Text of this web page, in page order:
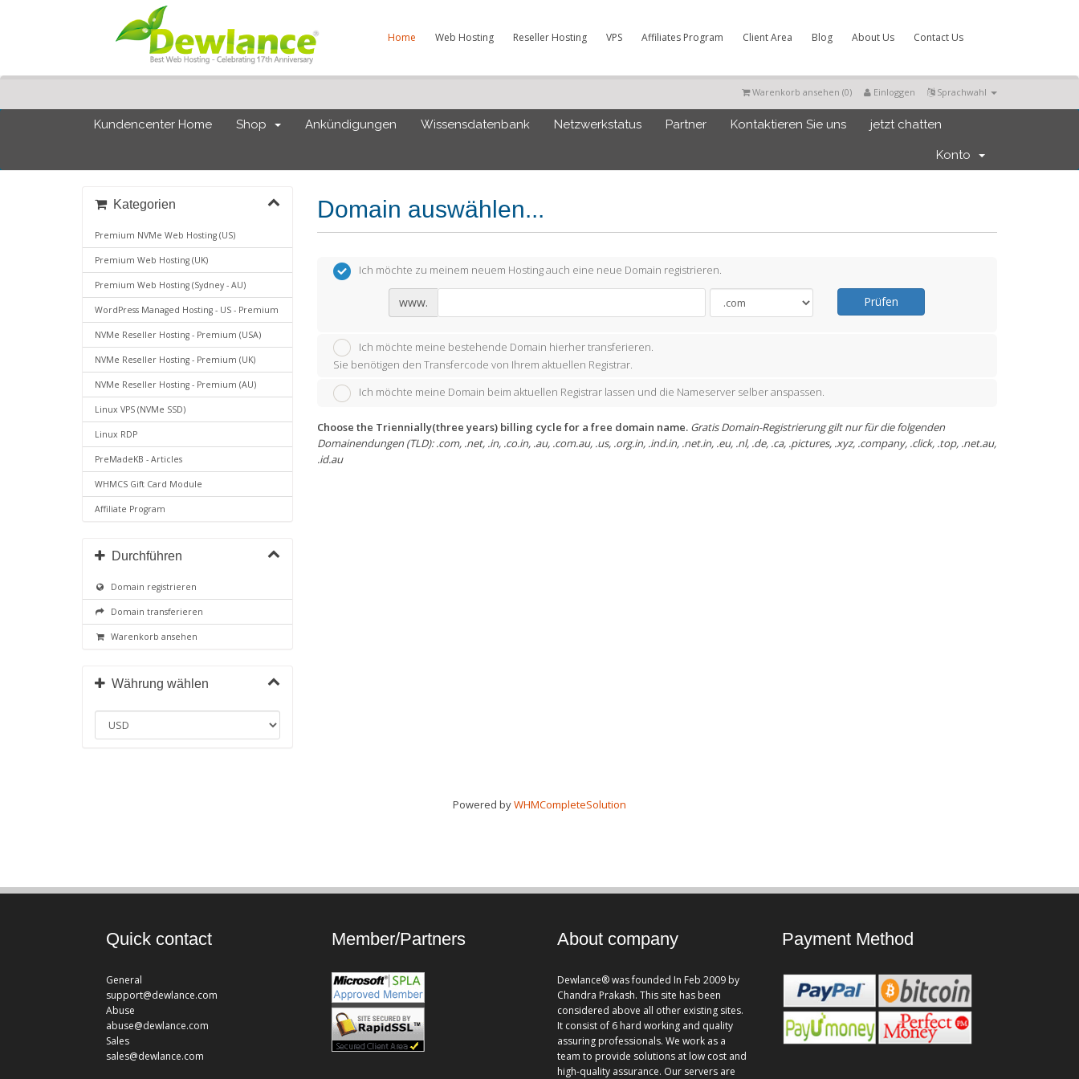
Home Web Hosting Reseller Hosting VPS Affiliates Program Client Area Blog About Us Contact Us
Sprachwahl
Einloggen
Warenkorb ansehen (0)
Kundencenter Home Shop Ankündigungen Wissensdatenbank Netzwerkstatus Partner Kontaktieren Sie uns jetzt chatten
Konto
Domain auswählen...
Kategorien
Premium NVMe Web Hosting (US)
Premium Web Hosting (UK)
Premium Web Hosting (Sydney - AU)
WordPress Managed Hosting - US - Premium
NVMe Reseller Hosting - Premium (USA)
NVMe Reseller Hosting - Premium (UK)
NVMe Reseller Hosting - Premium (AU)
Linux VPS (NVMe SSD)
Linux RDP
PreMadeKB - Articles
WHMCS Gift Card Module
Affiliate Program
Durchführen
Domain registrieren
Domain transferieren
Warenkorb ansehen
Währung wählen
Ich möchte zu meinem neuem Hosting auch eine neue Domain registrieren.
www. Prüfen
Ich möchte meine bestehende Domain hierher transferieren.
Sie benötigen den Transfercode von Ihrem aktuellen Registrar.
Ich möchte meine Domain beim aktuellen Registrar lassen und die Nameserver selber anspassen.
Choose the Triennially(three years) billing cycle for a free domain name. Gratis Domain-Registrierung gilt nur für die folgenden
Domainendungen (TLD): .com, .net, .in, .co.in, .au, .com.au, .us, .org.in, .ind.in, .net.in, .eu, .nl, .de, .ca, .pictures, .xyz, .company, .click, .top, .net.au,
.id.au
Powered byWHMCompleteSolution
Quick contact
General
support@dewlance.com
Abuse
abuse@dewlance.com
Sales
sales@dewlance.com
Member/Partners About company
Dewlance® was founded In Feb 2009 by
Chandra Prakash. This site has been
considered above all other existing sites.
It consist of 6 hard working and quality
assuring professionals. We work as a
team to provide solutions at low cost and
high-quality assurance. Our servers are
Payment Method